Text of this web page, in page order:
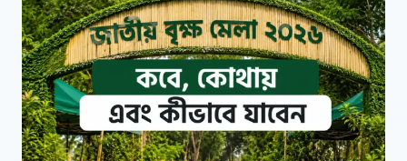
জেনে
নিন
(২০২৬)